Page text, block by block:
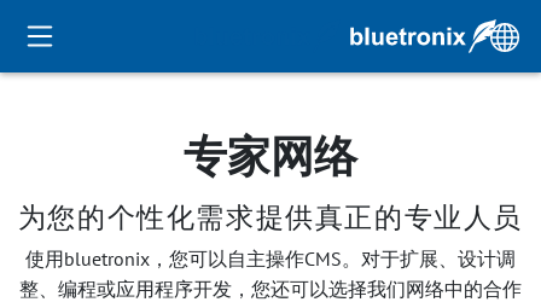
专家网络
为您的个性化需求提供真正的专业人员
使用bluetronix，您可以自主操作CMS。对于扩展、设计调
整、编程或应用程序开发，您还可以选择我们网络中的合作